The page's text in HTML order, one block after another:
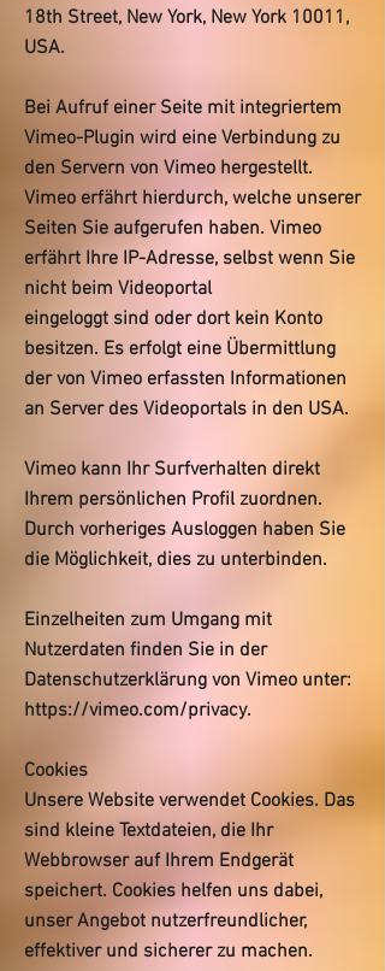
18th Street, New York, New York 10011,
USA.
Bei Aufruf einer Seite mit integriertem
Vimeo-Plugin wird eine Verbindung zu
den Servern von Vimeo hergestellt.
Vimeo erfährt hierdurch, welche unserer
Seiten Sie aufgerufen haben. Vimeo
erfährt Ihre IP-Adresse, selbst wenn Sie
nicht beim Videoportal
eingeloggt sind oder dort kein Konto
besitzen. Es erfolgt eine Übermittlung
der von Vimeo erfassten Informationen
an Server des Videoportals in den USA.
Vimeo kann Ihr Surfverhalten direkt
Ihrem persönlichen Profil zuordnen.
Durch vorheriges Ausloggen haben Sie
die Möglichkeit, dies zu unterbinden.
Einzelheiten zum Umgang mit
Nutzerdaten finden Sie in der
Datenschutzerklärung von Vimeo unter:
https://vimeo.com/privacy.
Cookies
Unsere Website verwendet Cookies. Das
sind kleine Textdateien, die Ihr
Webbrowser auf Ihrem Endgerät
speichert. Cookies helfen uns dabei,
unser Angebot nutzerfreundlicher,
effektiver und sicherer zu machen.